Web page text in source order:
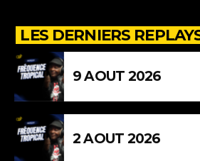
LES DERNIERS
9 AOUT 2026
2 AOUT 2026